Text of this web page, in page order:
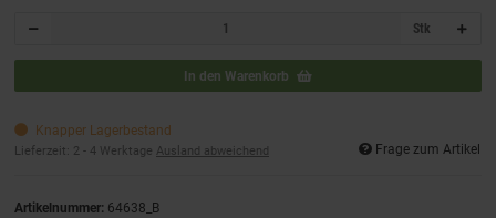
Stk
In den Warenkorb
Knapper Lagerbestand
Lieferzeit: 2 - 4 Werktage Ausland abweichend Frage zum Artikel
Artikelnummer: 64638_B